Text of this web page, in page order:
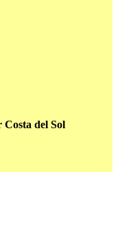
Costa del Sol